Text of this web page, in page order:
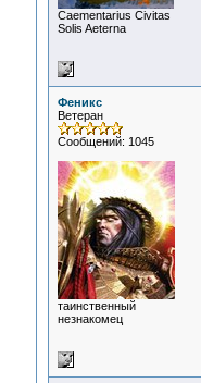
Сaementarius Civitas
Solis Aeterna
Феникс
Ветеран
Сообщений: 1045
таинственный
незнакомец